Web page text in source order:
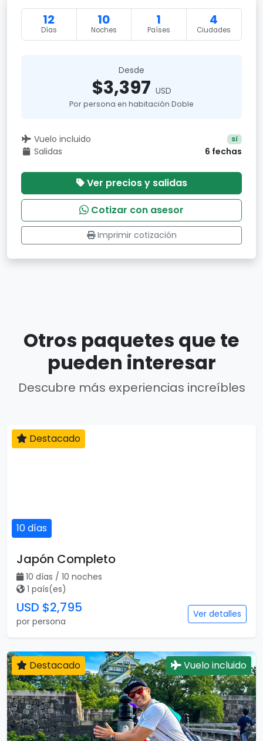
12
Días
10
Noches
1
Países
4
Ciudades
Desde
$3,397 USD
Por persona en habitación Doble
Vuelo incluido Sí
Salidas 6 fechas
Ver precios y salidas
Cotizar con asesor
Imprimir cotización
Otros paquetes que te
pueden interesar
Descubre más experiencias increíbles
10 días
Destacado
Japón Completo
10 días / 10 noches
1 país(es)
USD $2,795
por persona
Ver detalles
Destacado Vuelo incluido